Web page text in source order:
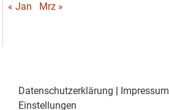
« Jan
Mrz »
Datenschutzerklärung Impressum
Einstellungen